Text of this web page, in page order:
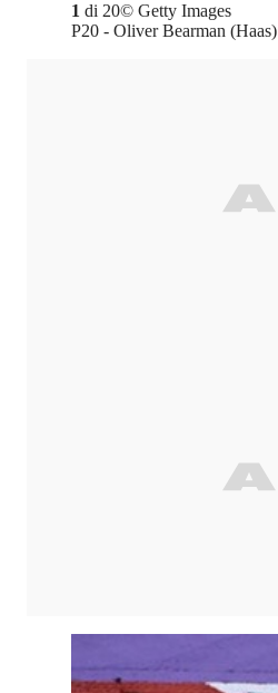
1 di 20© Getty Images
P20 - Oliver Bearman (Haas)